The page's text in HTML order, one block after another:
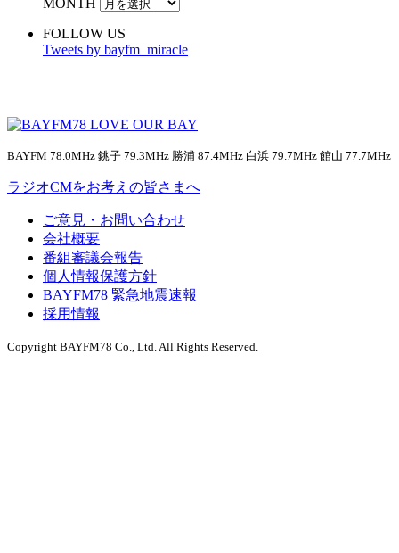
MONTH
FOLLOW US
Tweets by bayfm_miracle
BAYFM 78.0MHz 銚子 79.3MHz 勝浦 87.4MHz 白浜 79.7MHz 館山 77.7MHz
ラジオCMをお考えの皆さまへ
ご意見・お問い合わせ
会社概要
番組審議会報告
個人情報保護方針
BAYFM78 緊急地震速報
採用情報
Copyright BAYFM78 Co., Ltd. All Rights Reserved.